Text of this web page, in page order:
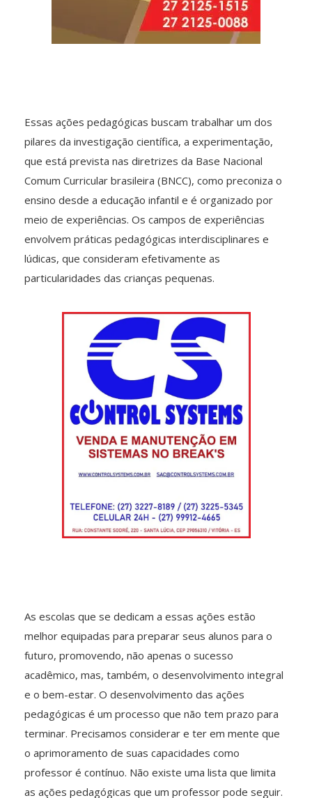
Essas ações pedagógicas buscam trabalhar um dos
pilares da investigação científica, a experimentação,
que está prevista nas diretrizes da Base Nacional
Comum Curricular brasileira (BNCC), como preconiza o
ensino desde a educação infantil e é organizado por
meio de experiências. Os campos de experiências
envolvem práticas pedagógicas interdisciplinares e
lúdicas, que consideram efetivamente as
particularidades das crianças pequenas.
As escolas que se dedicam a essas ações estão
melhor equipadas para preparar seus alunos para o
futuro, promovendo, não apenas o sucesso
acadêmico, mas, também, o desenvolvimento integral
e o bem-estar. O desenvolvimento das ações
pedagógicas é um processo que não tem prazo para
terminar. Precisamos considerar e ter em mente que
o aprimoramento de suas capacidades como
professor é contínuo. Não existe uma lista que limita
as ações pedagógicas que um professor pode seguir.